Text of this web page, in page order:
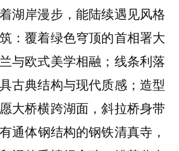
湖岸漫步，能陆续遇见风格
：覆着绿色穹顶的首相署大
与欧式美学相融；线条利落
古典结构与现代质感；造型
大桥横跨湖面，斜拉桥身带
通体钢结构的钢铁清真寺，